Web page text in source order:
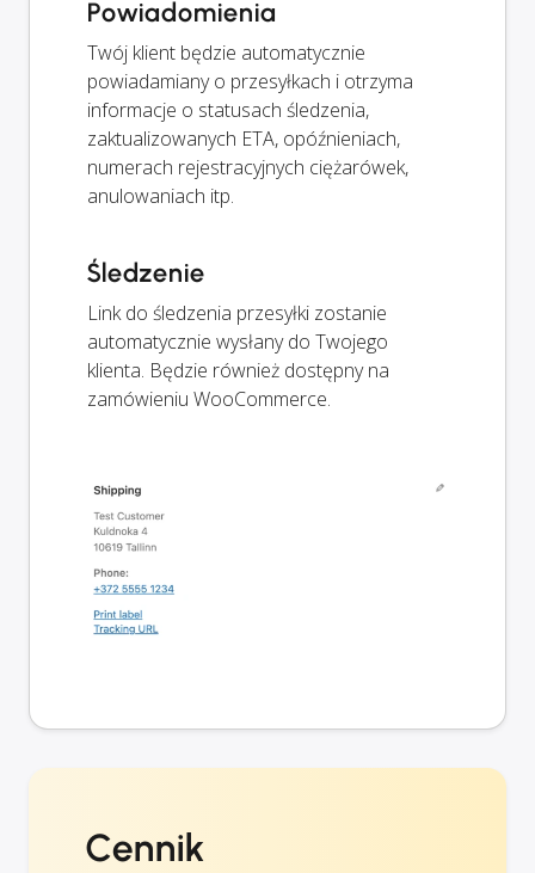
Powiadomienia
Twój klient będzie automatycznie
powiadamiany o przesyłkach i otrzyma
informacje o statusach śledzenia,
zaktualizowanych ETA, opóźnieniach,
numerach rejestracyjnych ciężarówek,
anulowaniach itp.
Śledzenie
Link do śledzenia przesyłki zostanie
automatycznie wysłany do Twojego
klienta. Będzie również dostępny na
zamówieniu WooCommerce.
Cennik